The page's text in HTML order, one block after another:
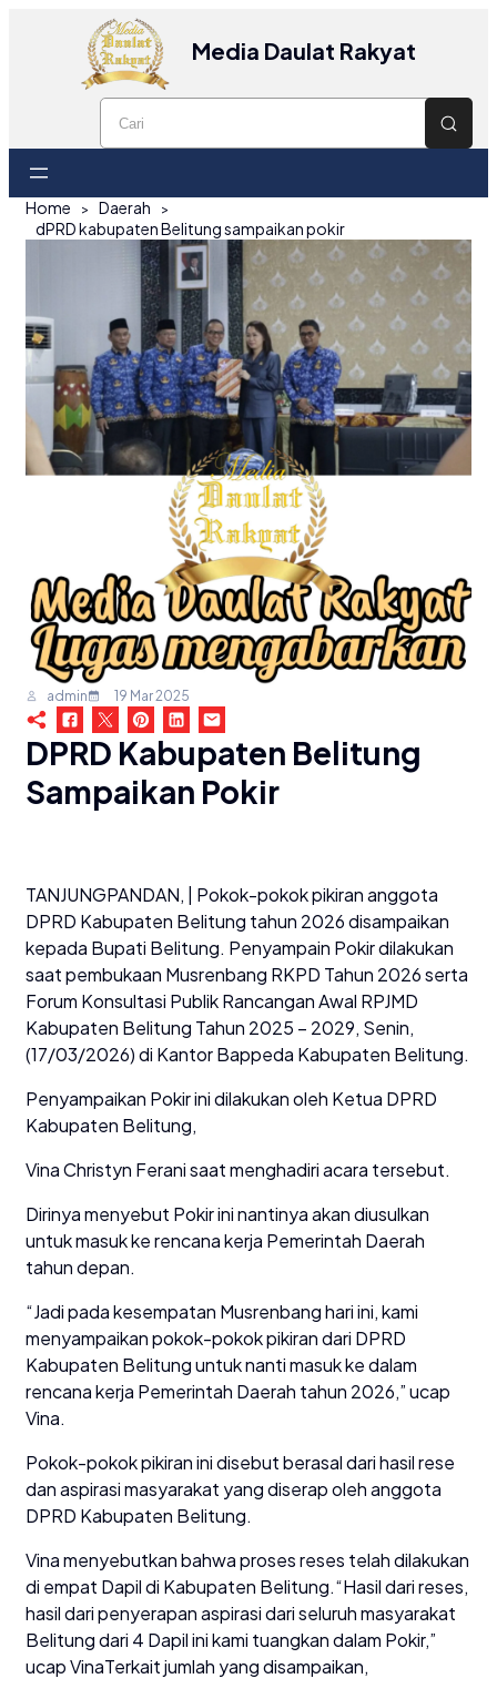
Media Daulat Rakyat
Home
Daerah
dPRD kabupaten Belitung sampaikan pokir
admin 19 Mar 2025
DPRD Kabupaten Belitung
Sampaikan Pokir
TANJUNGPANDAN, | Pokok-pokok pikiran anggota
DPRD Kabupaten Belitung tahun 2026 disampaikan
kepada Bupati Belitung. Penyampain Pokir dilakukan
saat pembukaan Musrenbang RKPD Tahun 2026 serta
Forum Konsultasi Publik Rancangan Awal RPJMD
Kabupaten Belitung Tahun 2025 – 2029, Senin,
(17/03/2026) di Kantor Bappeda Kabupaten Belitung.
Penyampaikan Pokir ini dilakukan oleh Ketua DPRD
Kabupaten Belitung,
Vina Christyn Ferani saat menghadiri acara tersebut.
Dirinya menyebut Pokir ini nantinya akan diusulkan
untuk masuk ke rencana kerja Pemerintah Daerah
tahun depan.
“Jadi pada kesempatan Musrenbang hari ini, kami
menyampaikan pokok-pokok pikiran dari DPRD
Kabupaten Belitung untuk nanti masuk ke dalam
rencana kerja Pemerintah Daerah tahun 2026,” ucap
Vina.
Pokok-pokok pikiran ini disebut berasal dari hasil rese
dan aspirasi masyarakat yang diserap oleh anggota
DPRD Kabupaten Belitung.
Vina menyebutkan bahwa proses reses telah dilakukan
di empat Dapil di Kabupaten Belitung.“Hasil dari reses,
hasil dari penyerapan aspirasi dari seluruh masyarakat
Belitung dari 4 Dapil ini kami tuangkan dalam Pokir,”
ucap VinaTerkait jumlah yang disampaikan,